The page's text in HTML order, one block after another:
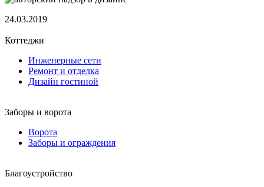
24.03.2019
Коттеджи
Инженерные сети
Ремонт и отделка
Дизайн гостиной
Заборы и ворота
Ворота
Заборы и ограждения
Благоустройство